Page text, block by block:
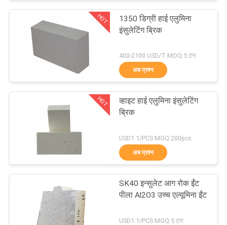
करें
समाचार
मामले
गोपनीयता
नीति
क्ले इंसुलेटिंग ब्रिक
हाई एलुमिना इंसुलेटिंग
ब्रिक
61
HOT
1350 डिग्री हाई एलुमिना
इंसुलेटिंग ब्रिक
400-2100 USD/T MOQ:5 टन
अब प्रश्न
HOT
व्हाइट हाई एलुमिना इंसुलेटिंग
ब्रिक
USD1.1/PCS MOQ:200pcs
अब प्रश्न
SK40 इन्सुलेट आग रोक ईंट
पीला Al2O3 उच्च एल्यूमिना ईंट
USD1.1/PCS MOQ:5 टन